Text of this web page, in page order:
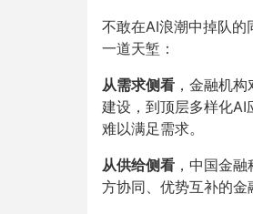
不敢在AI浪潮中掉队
一道天堑：
从需求侧看 ，金融机
建设，到顶层多样化
难以满足需求。
从供给侧看 ，中国金
方协同、优势互补的金